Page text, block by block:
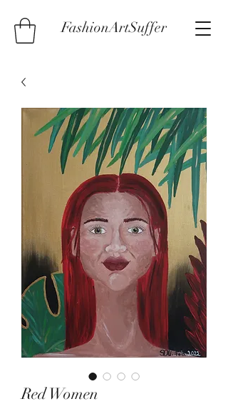
FashionArtSuffer
Red Women